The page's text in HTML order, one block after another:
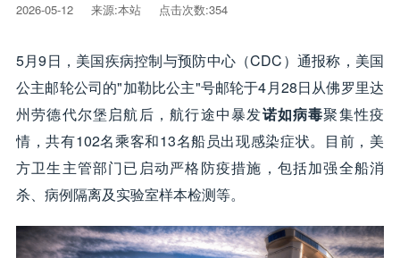
2026-05-12 来源:本站 点击次数:354
5月9日，美国疾病控制与预防中心（CDC）通报称，美国
公主邮轮公司的"加勒比公主"号邮轮于4月28日从佛罗里达
州劳德代尔堡启航后，航行途中暴发诺如病毒聚集性疫
情，共有102名乘客和13名船员出现感染症状。目前，美
方卫生主管部门已启动严格防疫措施，包括加强全船消
杀、病例隔离及实验室样本检测等。